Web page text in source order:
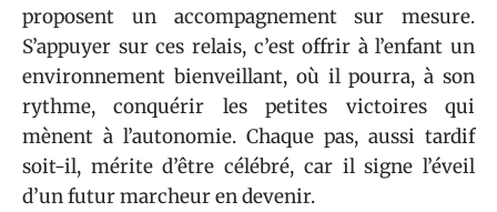
proposent un accompagnement sur mesure.
S’appuyer sur ces relais, c’est offrir à l’enfant un
environnement bienveillant, où il pourra, à son
rythme, conquérir les petites victoires qui
mènent à l’autonomie. Chaque pas, aussi tardif
soit-il, mérite d’être célébré, car il signe l’éveil
d’un futur marcheur en devenir.